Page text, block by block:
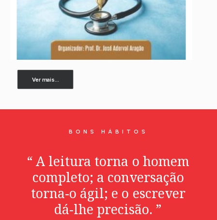
Ver mais...
BONS HÁBITOS
“ A leitura torna o homem
completo; a conversação
torna-o ágil; e o escrever
dá-lhe precisão. ”